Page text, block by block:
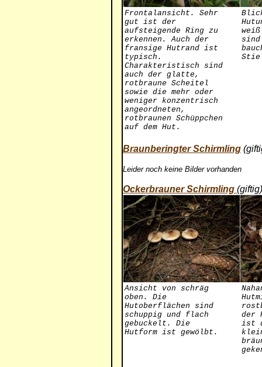
Frontalansicht. Sehr
gut ist der
aufsteigende Ring zu
erkennen. Auch der
fransige Hutrand ist
typisch.
Charakteristisch sind
auch der glatte,
rotbraune Scheitel
sowie die mehr oder
weniger konzentrisch
angeordneten,
rotbraunen Schüppchen
auf dem Hut.
Braunberingter Schirmling
Leider noch keine Bilder vorhanden
Ockerbrauner Schirmling (giftig)
Ansicht von schräg
oben. Die
Hutoberflächen sind
schuppig und flach
gebuckelt. Die
Hutform ist gewölbt.
der
ist